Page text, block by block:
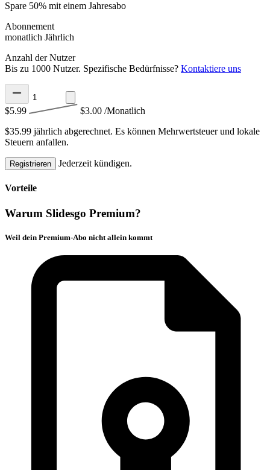
Spare 50% mit einem Jahresabo
Abonnement
monatlich Jährlich
Anzahl der Nutzer
Bis zu 1000 Nutzer. Spezifische Bedürfnisse? Kontaktiere uns
$5.99 $3.00 /Monatlich
$35.99 jährlich abgerechnet. Es können Mehrwertsteuer und lokale
Steuern anfallen.
Registrieren Jederzeit kündigen.
Vorteile
Warum Slidesgo Premium?
Weil dein Premium-Abo nicht allein kommt